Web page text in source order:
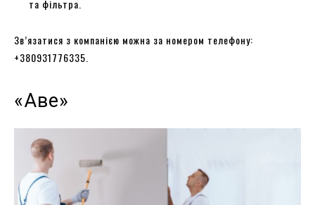
та фільтра.
Зв’язатися з компанією можна за номером телефону:
+380931776335.
«Аве»